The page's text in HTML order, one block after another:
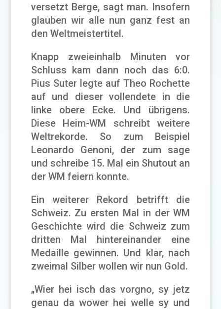
versetzt Berge, sagt man. Insofern
glauben wir alle nun ganz fest an
den Weltmeistertitel.
Knapp zweieinhalb Minuten vor
Schluss kam dann noch das 6:0.
Pius Suter legte auf Theo Rochette
auf und dieser vollendete in die
linke obere Ecke. Und übrigens.
Diese Heim-WM schreibt weitere
Weltrekorde. So zum Beispiel
Leonardo Genoni, der zum sage
und schreibe 15. Mal ein Shutout an
der WM feiern konnte.
Ein weiterer Rekord betrifft die
Schweiz. Zu ersten Mal in der WM
Geschichte wird die Schweiz zum
dritten Mal hintereinander eine
Medaille gewinnen. Und klar, nach
zweimal Silber wollen wir nun Gold.
„Wier hei isch das vorgno, sy jetz
genau da wower hei welle sy und